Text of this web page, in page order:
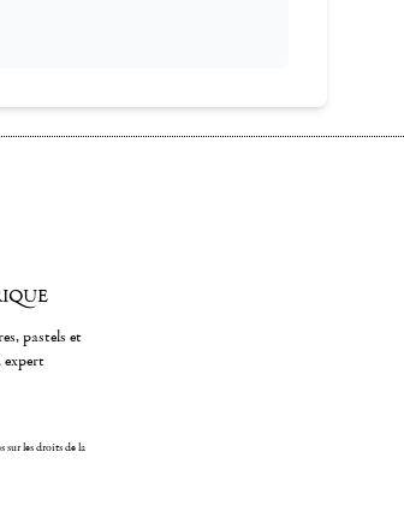
pastels et
expert
sur les droits de la